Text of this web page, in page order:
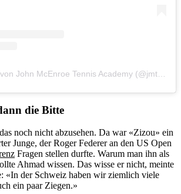
die Bitte
noch nicht abzusehen. Da war «Zizou» ein
Junge, der Roger Federer an den US Open
Fragen stellen durfte. Warum man ihn als
Ahmad wissen. Das wisse er nicht, meinte
«In der Schweiz haben wir ziemlich viele
ein paar Ziegen.»